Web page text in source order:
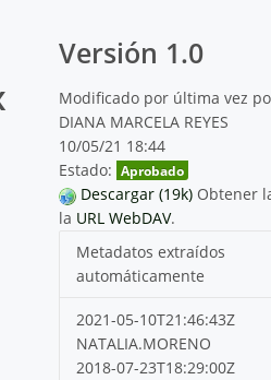
Versión 1.0
Modificado por última vez
DIANA MARCELA REYES
10/05/21 18:44
Estado: Aprobado
Descargar (19k) Obtener
la URL WebDAV.
Metadatos extraídos
automáticamente
2021-05-10T21:46:43Z
NATALIA.MORENO
2018-07-23T18:29:00Z